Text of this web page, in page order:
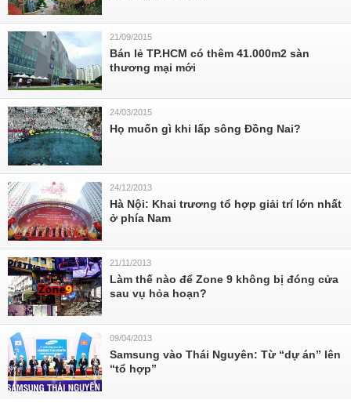
21/09/2015
Bán lẻ TP.HCM có thêm 41.000m2 sàn
thương mại mới
24/03/2015
Họ muốn gì khi lấp sông Đồng Nai?
24/12/2013
Hà Nội: Khai trương tổ hợp giải trí lớn nhất
ở phía Nam
21/11/2013
Làm thế nào để Zone 9 không bị đóng cửa
sau vụ hỏa hoạn?
09/04/2013
Samsung vào Thái Nguyên: Từ “dự án” lên
“tổ hợp”